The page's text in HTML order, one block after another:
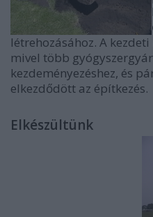
létrehozásához. A
mivel több
kezdeményezéshez, és
elkezdődött az építkezés.
Elkészültünk